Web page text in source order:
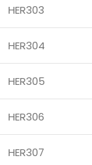
HER303
HER304
HER305
HER306
HER307